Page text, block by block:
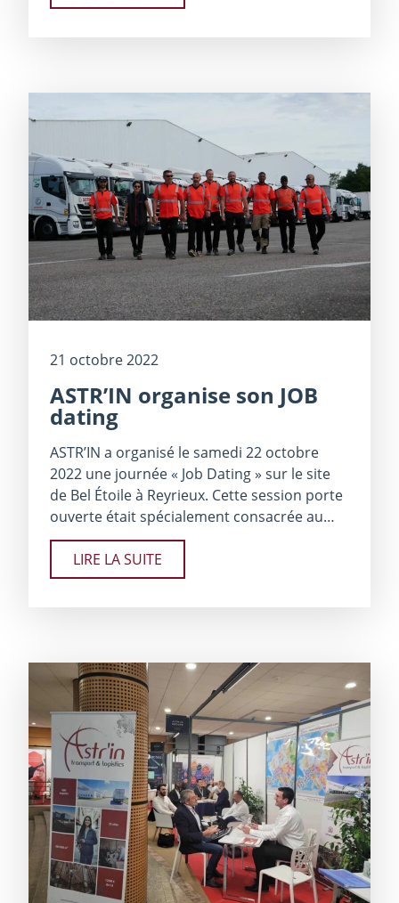
21 octobre 2022
ASTR’IN organise son JOB
dating
ASTR’IN a organisé le samedi 22 octobre
2022 une journée « Job Dating » sur le site
de Bel Étoile à Reyrieux. Cette session porte
ouverte était spécialement consacrée au…
LIRE LA SUITE